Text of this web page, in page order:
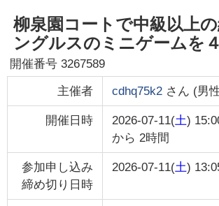
柳泉園コートで中級以上
ングルスのミニゲームを
開催番号3267589
主催者 cdhq75k2さん (男
開催日時 2026-07-11(土)
から 2時間
参加申し込み
締め切り日時
2026-07-11(土)